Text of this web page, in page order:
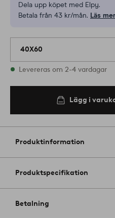
Dela upp köpet med Elpy.
Betala från 43 kr/mån. Läs
40X60
I lager
Levereras om 2-4 vardagar
Lägg i
Produktinformation
Produktspecifikation
Betalning